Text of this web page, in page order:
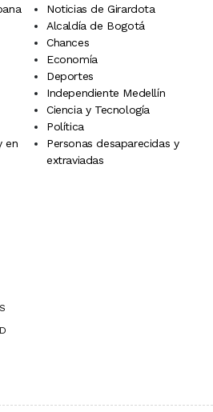
Noticias de Girardota
Alcaldía de Bogotá
Chances
Economía
Deportes
Independiente Medellín
Ciencia y Tecnología
Política
en
Personas desaparecidas y
extraviadas